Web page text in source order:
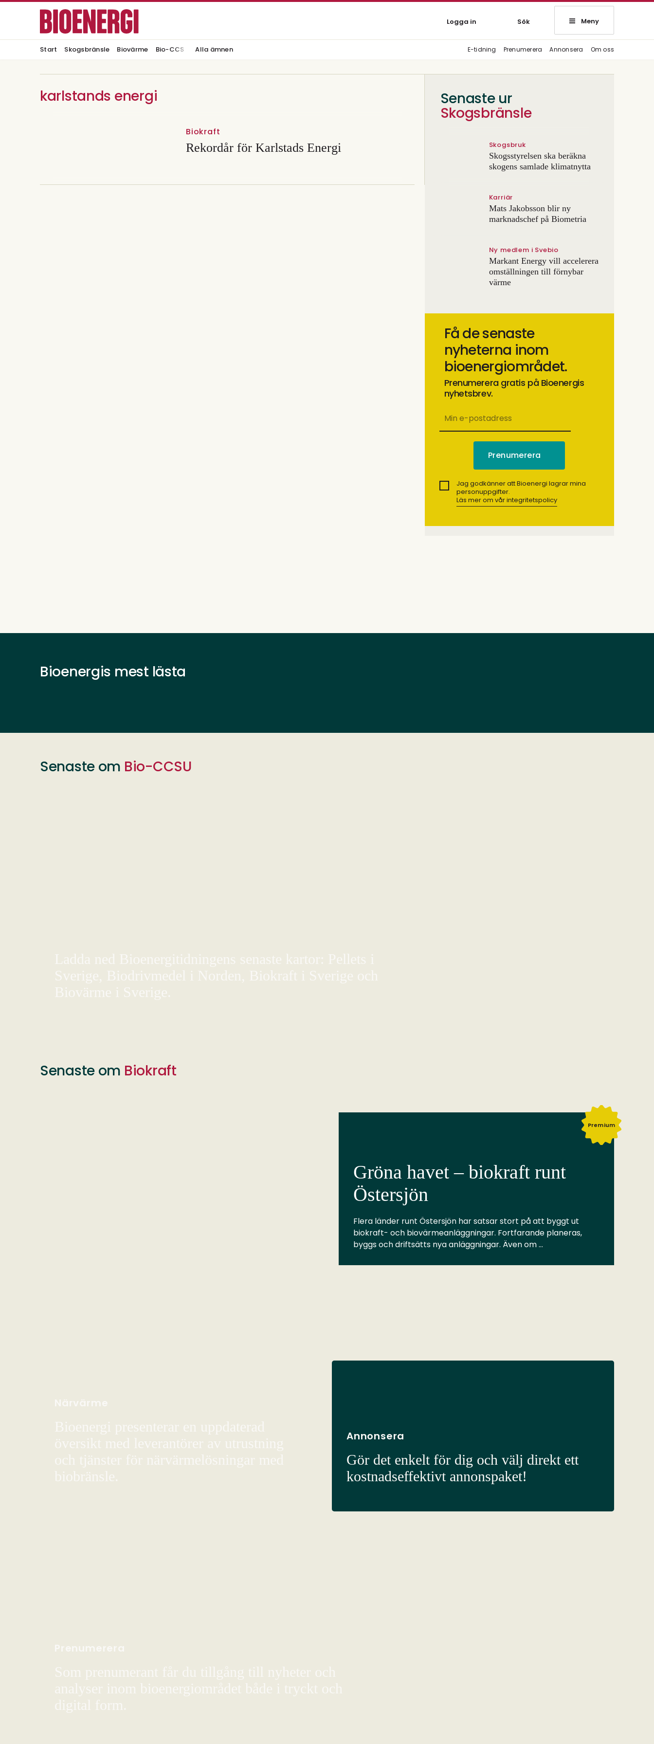
Logga in Sök Meny
Start Skogsbränsle Biovärme Bio-CCS Alla ämnen E-tidning Prenumerera Annonsera Om oss
karlstands energi
Biokraft
Rekordår för Karlstads Energi
Senaste ur
Skogsbränsle
Skogsbruk
Skogsstyrelsen ska beräkna
skogens samlade klimatnytta
Karriär
Mats Jakobsson blir ny
marknadschef på Biometria
Ny medlem i Svebio
Markant Energy vill accelerera
omställningen till förnybar
värme
Få de senaste
nyheterna inom
bioenergiområdet.
Prenumerera gratis på Bioenergis
nyhetsbrev.
Jag godkänner att Bioenergi lagrar mina
personuppgifter.
Läs mer om vår integritetspolicy
Bioenergis mest lästa
Senaste om Bio-CCSU
Ladda ned Bioenergitidningens senaste kartor: Pellets i
Sverige, Biodrivmedel i Norden, Biokraft i Sverige och
Biovärme i Sverige.
Senaste om Biokraft
Premium
Gröna havet – biokraft runt
Östersjön
Flera länder runt Östersjön har satsar stort på att byggt ut
biokraft- och biovärmeanläggningar. Fortfarande planeras,
byggs och driftsätts nya anläggningar. Även om …
Närvärme
Bioenergi presenterar en uppdaterad
översikt med leverantörer av utrustning
och tjänster för närvärmelösningar med
biobränsle.
Annonsera
Gör det enkelt för dig och välj direkt ett
kostnadseffektivt annonspaket!
Prenumerera
Som prenumerant får du tillgång till nyheter och
analyser inom bioenergiområdet både i tryckt och
digital form.